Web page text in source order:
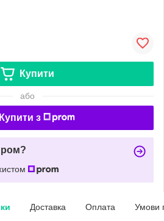
Купити
або
Купити з
Доставка Оплата Умови